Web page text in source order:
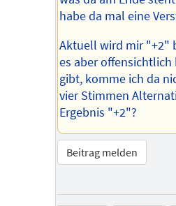
habe da mal eine
Aktuell wird mir "+2"
es aber
gibt, komme ich da
vier Stimmen
Ergebnis "+2"?
Beitrag melden